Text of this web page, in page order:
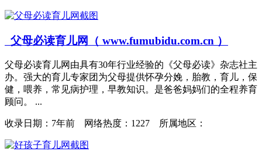
父母必读育儿网（ www.fumubidu.com.cn ）
父母必读育儿网由具有30年行业经验的《父母必读》杂志社主
办。强大的育儿专家团为父母提供怀孕分娩，胎教，育儿，保
健，喂养，常见病护理，早教知识。是爸爸妈妈们的全程养育
顾问。 ...
收录日期： 7年前 网络热度：1227 所属地区：